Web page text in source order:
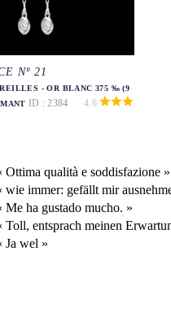
Nº 21
- OR BLANC 375 ‰ (9
ID : 2384
4.6
Ottima qualità e soddisfazione »
wie immer: gefällt mir
Me ha gustado mucho. »
Toll, entsprach meinen
Ja wel »